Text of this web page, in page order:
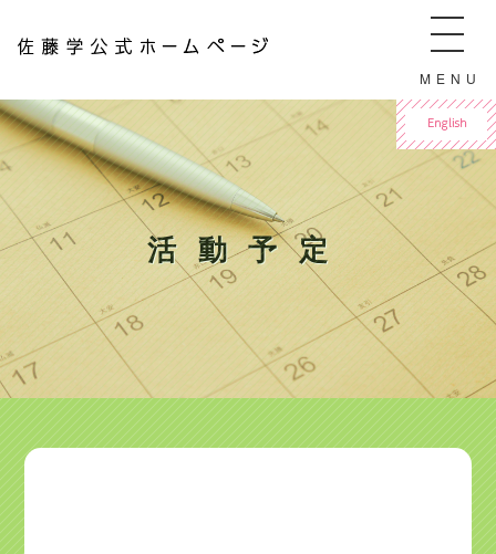
佐藤学公式ホームページ ManabuSATO WebSite
MENU
For English
活動予定